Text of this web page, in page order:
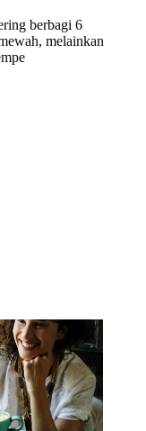
berbagi 6
melainkan